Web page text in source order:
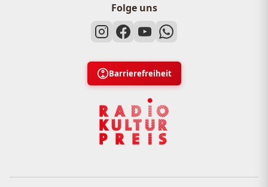
Folge uns
Barrierefreiheit